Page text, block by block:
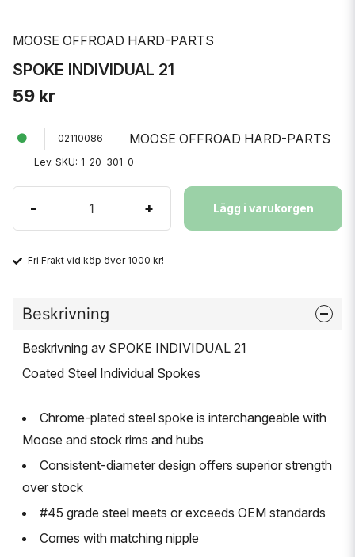
MOOSE OFFROAD HARD-PARTS
SPOKE INDIVIDUAL 21
59 kr
02110086 MOOSE OFFROAD HARD-PARTS
Lev. SKU: 1-20-301-0
- + Lägg i varukorgen
Fri Frakt vid köp över 1000 kr!
Beskrivning
Beskrivning av SPOKE INDIVIDUAL 21
Coated Steel Individual Spokes
Chrome-plated steel spoke is interchangeable with
Moose and stock rims and hubs
Consistent-diameter design offers superior strength
over stock
#45 grade steel meets or exceeds OEM standards
Comes with matching nipple